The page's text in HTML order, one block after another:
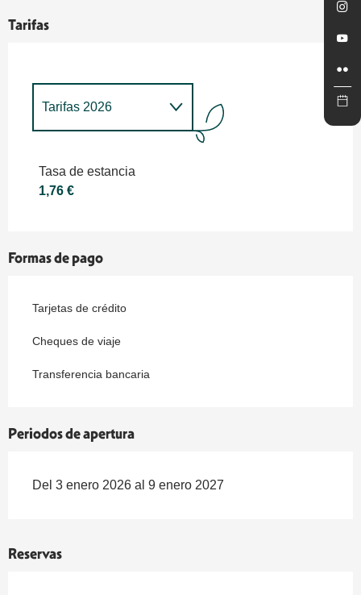
Tarifas
Tarifas 2026
Tasa de estancia
1,76 €
Formas de pago
Tarjetas de crédito
Cheques de viaje
Transferencia bancaria
Periodos de apertura
Del 3 enero 2026 al 9 enero 2027
Reservas